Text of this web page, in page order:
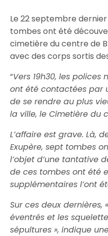
Le 22 septembre
tombes ont été
cimetière du centre de
avec des corps sortis
“Vers 19h30, les
ont été contactées par
de se rendre au plus
la ville, le Cimetière du
L’affaire est grave. Là,
Exupère, sept tombes
l’objet d’une tantative
de ces tombes ont été
supplémentaires l’ont
Sur ces deux dernières,
éventrés et les
sépultures », indique